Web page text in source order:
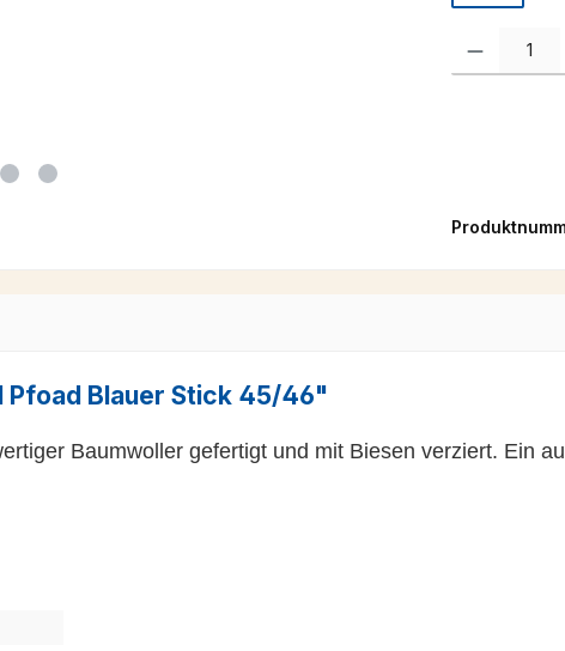
Produkt
Blauer Stick 45/46"
Baumwoller gefertigt und mit Biesen verziert. Ein